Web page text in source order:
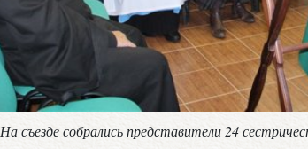
На съезде собрались представители 24